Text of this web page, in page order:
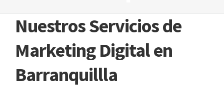
Nuestros Servicios de
Marketing Digital en
Barranquillla